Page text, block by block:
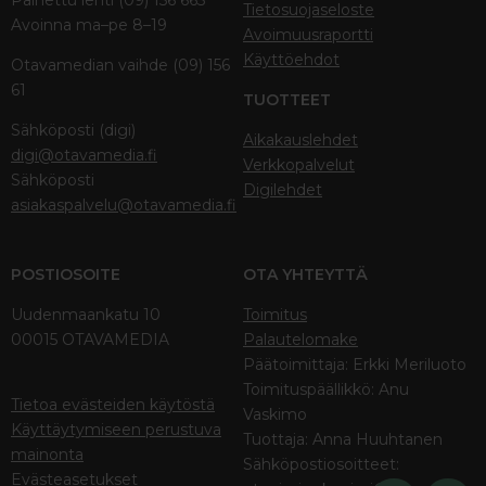
Avoinna ma–pe 8–19
Otavamedian vaihde (09) 156
61
Sähköposti (digi)
digi@otavamedia.fi
Sähköposti
asiakaspalvelu@otavamedia.fi
Tietosuojaseloste
Avoimuusraportti
Käyttöehdot
TUOTTEET
Aikakauslehdet
Verkkopalvelut
Digilehdet
POSTIOSOITE
Uudenmaankatu 10
00015 OTAVAMEDIA
Tietoa evästeiden käytöstä
Käyttäytymiseen perustuva
mainonta
Evästeasetukset
OTA YHTEYTTÄ
Toimitus
Palautelomake
Päätoimittaja: Erkki Meriluoto
Toimituspäällikkö: Anu
Vaskimo
Tuottaja: Anna Huuhtanen
Sähköpostiosoitteet: